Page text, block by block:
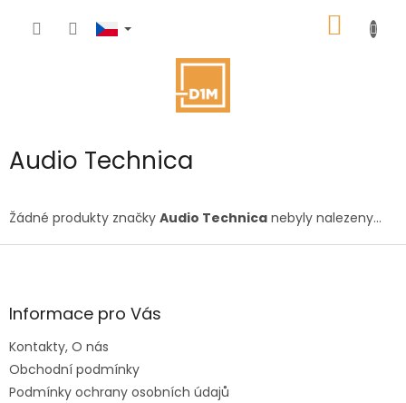
KOŠÍK
Audio Technica
Žádné produkty značky Audio Technica nebyly nalezeny...
Z
aInformace pro Vás
Kontakty, O nás
Obchodní podmínky
Podmínky ochrany osobních údajů